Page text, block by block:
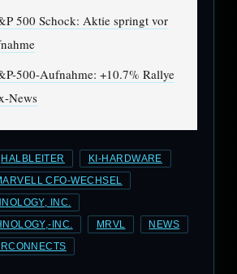
500 Schock: Aktie springt vor
500-Aufnahme: +10.7% Rallye
News
HALBLEITER KI-HARDWARE
CFO-WECHSEL
INC.
INC. MRVL NEWS